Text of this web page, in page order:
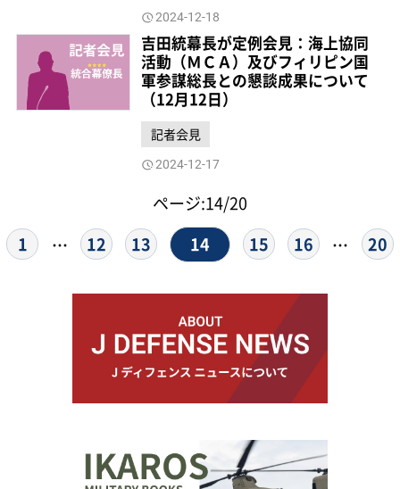
2024-12-18
吉田統幕長が定例会見：海上協同
活動（ＭＣＡ）及びフィリピン国
軍参謀総長との懇談成果について
（12月12日）
記者会見
2024-12-17
ページ:14/20
1
… 12 13 14 15 16 … 20